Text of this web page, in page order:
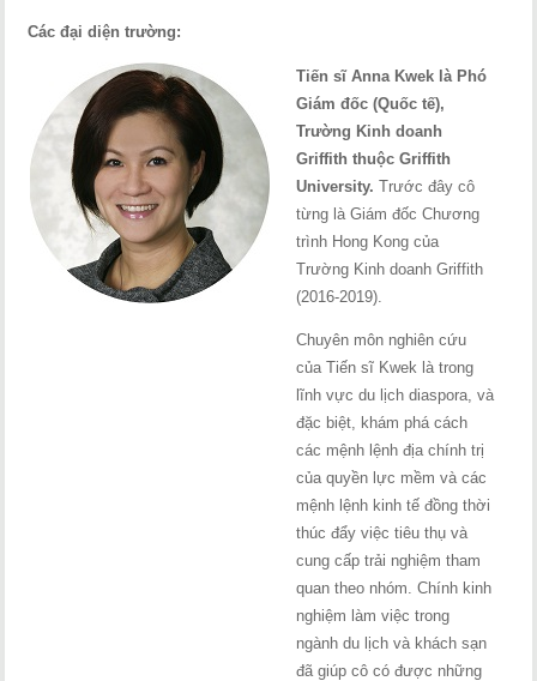
Các đại diện trường:
Tiến sĩ Anna Kwek là Phó
Giám đốc (Quốc tế),
Trường Kinh doanh
Griffith thuộc Griffith
University.Trước đây cô
từng là Giám đốc Chương
trình Hong Kong của
Trường Kinh doanh Griffith
(2016-2019).
Chuyên môn nghiên cứu
của Tiến sĩ Kwek là trong
lĩnh vực du lịch diaspora, và
đặc biệt, khám phá cách
các mệnh lệnh địa chính trị
của quyền lực mềm và các
mệnh lệnh kinh tế đồng thời
thúc đẩy việc tiêu thụ và
cung cấp trải nghiệm tham
quan theo nhóm. Chính kinh
nghiệm làm việc trong
ngành du lịch và khách sạn
đã giúp cô có được những